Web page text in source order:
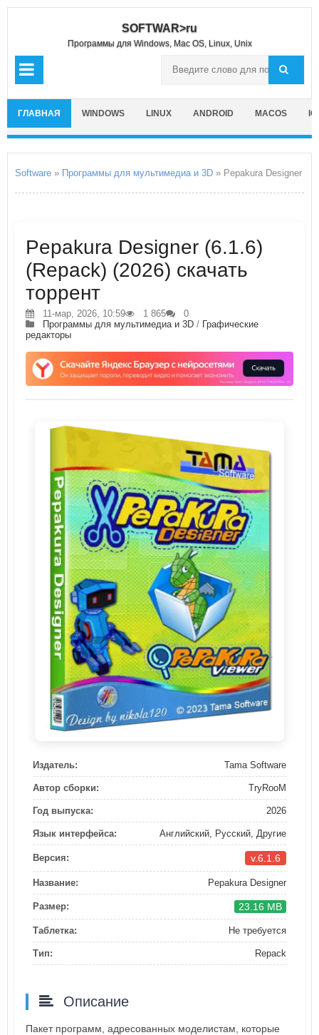
SOFTWAR>ru
Программы для Windows, Mac OS, Linux, Unix
ГЛАВНАЯ WINDOWS LINUX ANDROID MACOS
Software » Программы для мультимедиа и 3D » Pepakura Designer
Pepakura Designer (6.1.6)
(Repack) (2026) скачать
торрент
11-мар, 2026, 10:59 1 865
0
Программы для мультимедиа и 3D / Графические
редакторы
Издатель: Tama Software
Автор сборки: TryRooM
Год выпуска: 2026
Язык интерфейса: Английский, Русский, Другие
Версия: v.6.1.6
Название: Pepakura Designer
Размер: 23.16 MB
Таблетка: Не требуется
Тип: Repack
Описание
Пакет программ, адресованных моделистам, которые